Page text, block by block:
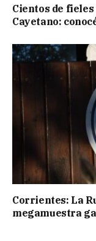
Cientos de
Cayetano:
Corrientes: La
megamuestra